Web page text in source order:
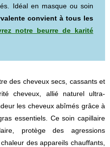
Idéal en masque ou soin
convient à tous les
notre beurre de karité
des cheveux secs, cassants et
cheveux, allié naturel ultra-
les cheveux abîmés grâce à
essentiels. Ce soin capillaire
protège des agressions
des appareils chauffants,